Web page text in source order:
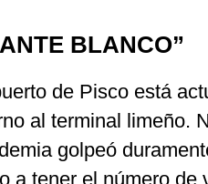
BLANCO”
de Pisco está
al terminal limeño.
golpeó
a tener el número de